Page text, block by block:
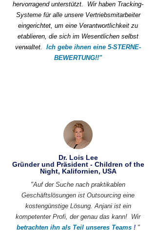
hervorragend unterstützt.
Wir haben Tracking-
Systeme für alle unsere Vertriebsmitarbeiter
eingerichtet, um eine Verantwortlichkeit zu
etablieren, die sich im Wesentlichen selbst
verwaltet.
Ich gebe ihnen eine 5-STERNE-
BEWERTUNG!!"
Dr. Lois Lee
Gründer und Präsident - Children of the
Night, Kalifornien, USA
"Auf der Suche nach praktikablen
Geschäftslösungen ist Outsourcing eine
kostengünstige Lösung. Anjani ist ein
kompetenter Profi, der genau das kann! Wir
betrachten ihn als Teil unseres Teams ! "